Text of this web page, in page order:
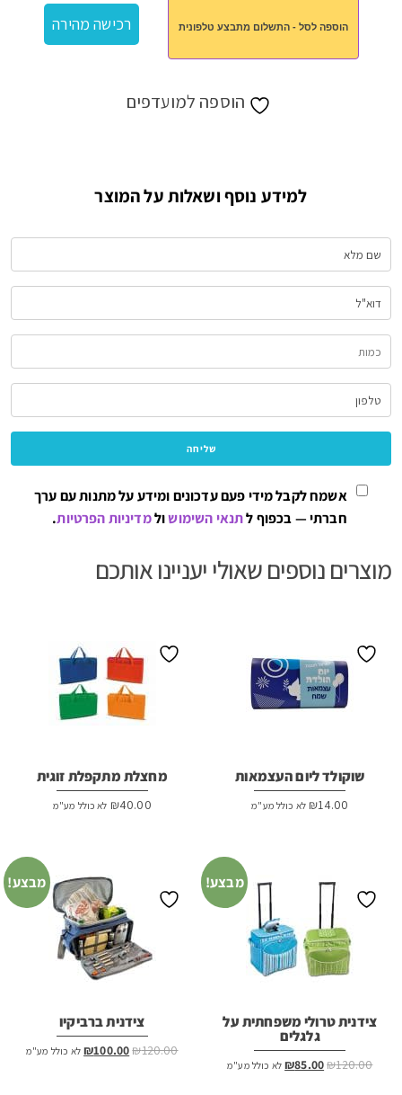
ברבקיוהוספה לסל - התשלום מתבצע טלפונית רכישה מהירה
הוספה למועדפים
למידע נוסף ושאלות על המוצר
אשמח לקבל מידי פעם עדכונים ומידע על מתנות עם ערך
חברתי — בכפוף לתנאי השימושולמדיניות הפרטיות.
מוצרים נוספים שאולי יעניינו אותכם
שוקולד ליום העצמאות
₪14.00 לא כולל מע"מ
מחצלת מתקפלת זוגית
₪40.00 לא כולל מע"מ
מבצע!
צידנית טרולי משפחתית על
גלגלים
₪120.00
המחיר₪85.00 המחיר
לא כולל מע"מ
מבצע!
צידנית ברביקיו
₪120.00
המחיר ₪100.00 המחיר
לא כולל מע"מ